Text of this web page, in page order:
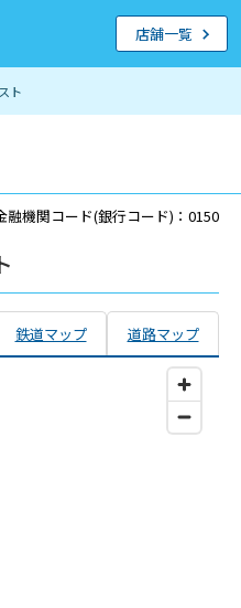
ト
店舗一覧
融機関コード(銀行コード)：0150
鉄道マップ 道路マップ